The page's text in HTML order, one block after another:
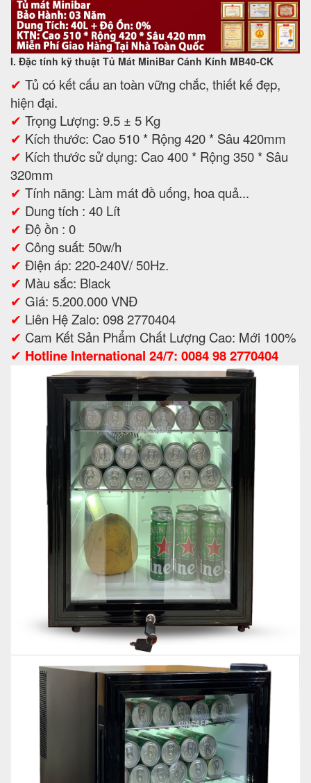
I. Đặc tính kỹ thuật Tủ Mát MiniBar Cánh Kính MB40-CK
✔ Tủ có kết cấu an toàn vững chắc, thiết kế đẹp,
hiện đại.
✔ Trọng Lượng: 9.5 ± 5 Kg
✔ Kích thước: Cao 510 * Rộng 420 * Sâu 420mm
✔ Kích thước sử dụng: Cao 400 * Rộng 350 * Sâu
320mm
✔ Tính năng: Làm mát đồ uống, hoa quả...
✔ Dung tích : 40 Lít
✔ Độ ồn : 0
✔ Công suất: 50w/h
✔ Điện áp: 220-240V/ 50Hz.
✔ Màu sắc: Black
✔ Giá: 5.200.000 VNĐ
✔ Liên Hệ Zalo: 098 2770404
✔ Cam Kết Sản Phẩm Chất Lượng Cao: Mới 100%
✔ Hotline International 24/7: 0084 98 2770404